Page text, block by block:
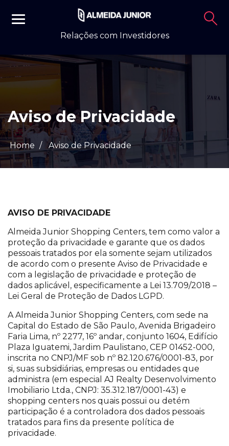
Relações com Investidores
Aviso de Privacidade
Home / Aviso de Privacidade
AVISO DE PRIVACIDADE
Almeida Junior Shopping Centers, tem como valor a
proteção da privacidade e garante que os dados
pessoais tratados por ela somente sejam utilizados
de acordo com o presente Aviso de Privacidade e
com a legislação de privacidade e proteção de
dados aplicável, especificamente a Lei 13.709/2018 –
Lei Geral de Proteção de Dados LGPD.
A Almeida Junior Shopping Centers, com sede na
Capital do Estado de São Paulo, Avenida Brigadeiro
Faria Lima, nº 2277, 16º andar, conjunto 1604, Edifício
Plaza Iguatemi, Jardim Paulistano, CEP 01452-000,
inscrita no CNPJ/MF sob nº 82.120.676/0001-83, por
si, suas subsidiárias, empresas ou entidades que
administra (em especial AJ Realty Desenvolvimento
Imobiliario Ltda., CNPJ: 35.312.187/0001-43) e
shopping centers nos quais possui ou detém
participação é a controladora dos dados pessoais
tratados para fins da presente política de
privacidade.